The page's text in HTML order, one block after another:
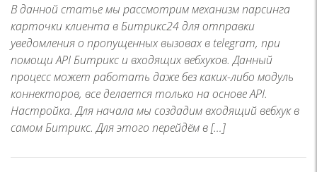
В данной статье мы рассмотрим механизм парсинга
карточки клиента в Битрикс24 для отправки
уведомления о пропущенных вызовах в telegram, при
помощи API Битрикс и входящих вебхуков. Данный
процесс может работать даже без каких-либо модуль
коннекторов, все делается только на основе API.
Настройка. Для начала мы создадим входящий вебхук в
самом Битрикс. Для этого перейдём в […]